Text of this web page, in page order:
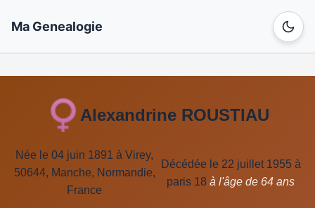
Ma Genealogie
Alexandrine ROUSTIAU
Née le 04 juin 1891 à Virey,
50644, Manche, Normandie,
France
Décédée le 22 juillet 1955 à
paris 18 à l'âge de 64 ans